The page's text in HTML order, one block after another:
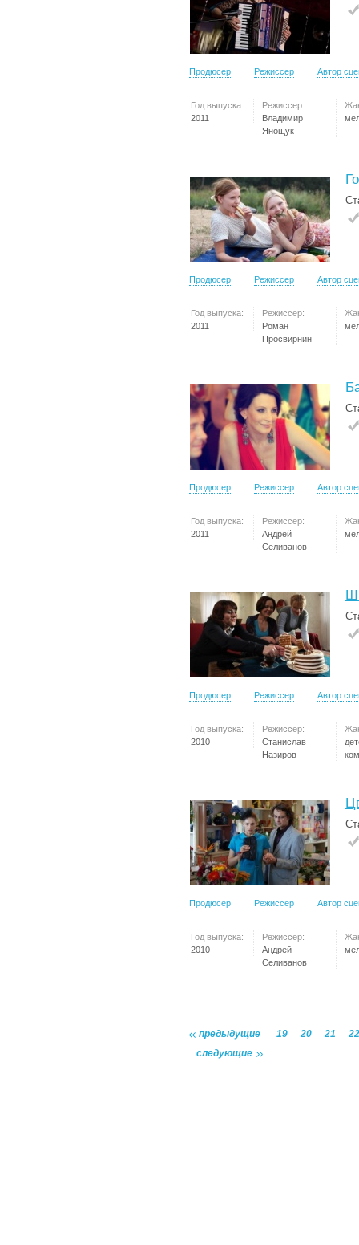
Продюсер Режиссер Автор
Год выпуска:
2011
Режиссер:
Владимир
Янощук
Продюсер Режиссер Автор
Год выпуска:
2011
Режиссер:
Роман
Просвирнин
Продюсер Режиссер Автор
Год выпуска:
2011
Режиссер:
Андрей
Селиванов
Продюсер Режиссер Автор
Год выпуска:
2010
Режиссер:
Станислав
Назиров
Продюсер Режиссер Автор
Год выпуска:
2010
Режиссер:
Андрей
Селиванов
предыдущие 19 20 21
22
следующие